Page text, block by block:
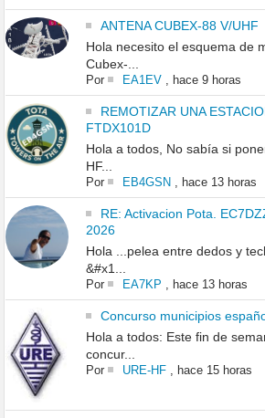
ANTENA CUBEX-88 V/UHF
Hola necesito el esquema de
Cubex-...
Por EA1EV, hace 9 horas
REMOTIZAR UNA
FTDX101D
Hola a todos, No sabía si
HF...
Por EB4GSN, hace 13 horas
RE: Activacion Pota.
2026
Hola ...pelea entre dedos y
&#x1...
Por EA7KP hace 13 horas
Concurso municipios
Hola a todos: Este fin de
concur...
Por URE-HF, hace 15 horas